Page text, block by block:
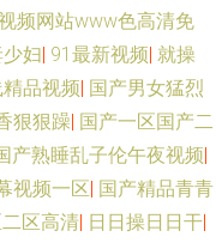
频网站www色高清免
妇| 91最新视频| 就操
品视频| 国产男女猛烈
狠狠躁| 国产一区国产二
产熟睡乱子伦午夜视频|
视频一区| 国产精品青青
区高清| 日日操日日干|